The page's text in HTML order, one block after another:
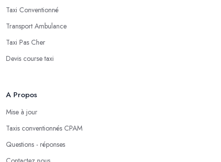
Taxi Conventionné
Transport Ambulance
Taxi Pas Cher
Devis course taxi
A Propos
Mise à jour
Taxis conventionnés CPAM
Questions - réponses